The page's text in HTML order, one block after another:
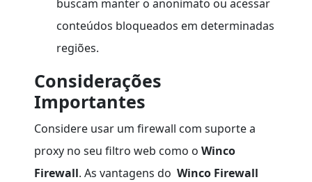
buscam manter o anonimato ou acessar
conteúdos bloqueados em determinadas
regiões.
Considerações
Importantes
Considere usar um firewall com suporte a
proxy no seu filtro web como oWinco
Firewall. As vantagens doWinco Firewall